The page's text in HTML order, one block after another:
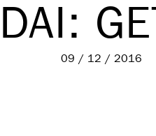
09 / 12 / 2016